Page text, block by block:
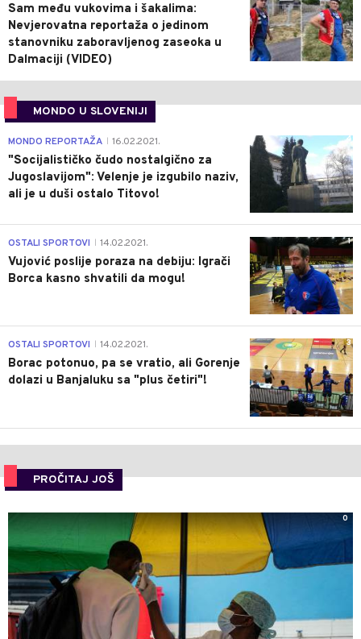
Sam među vukovima i šakalima:
Nevjerovatna reportaža o jedinom
stanovniku zaboravljenog zaseoka u
Dalmaciji (VIDEO)
MONDO U SLOVENIJI
4
MONDO REPORTAŽA 16.02.2021.
"Socijalističko čudo nostalgično za
Jugoslavijom": Velenje je izgubilo naziv,
ali je u duši ostalo Titovo!
1
OSTALI SPORTOVI 14.02.2021.
Vujović poslije poraza na debiju: Igrači
Borca kasno shvatili da mogu!
3
OSTALI SPORTOVI 14.02.2021.
Borac potonuo, pa se vratio, ali Gorenje
dolazi u Banjaluku sa "plus četiri"!
PROČITAJ JOŠ
0